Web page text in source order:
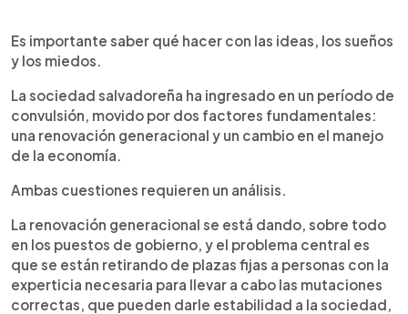
Escuchar artículo
Es importante saber qué hacer con las ideas, los sueños
y los miedos.
La sociedad salvadoreña ha ingresado en un período de
convulsión, movido por dos factores fundamentales:
una renovación generacional y un cambio en el manejo
de la economía.
Ambas cuestiones requieren un análisis.
La renovación generacional se está dando, sobre todo
en los puestos de gobierno, y el problema central es
que se están retirando de plazas fijas a personas con la
experticia necesaria para llevar a cabo las mutaciones
correctas, que pueden darle estabilidad a la sociedad,